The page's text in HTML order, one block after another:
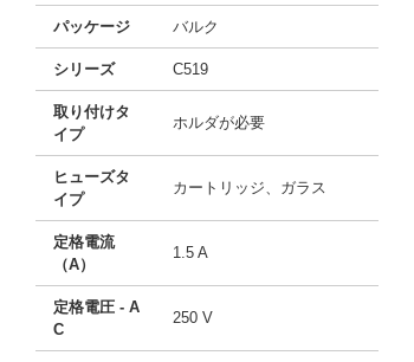
パッケージ バルク
シリーズ C519
取り付けタ
イプ
ホルダが必要
ヒューズタ
イプ
カートリッジ、ガラス
定格電流
（A）
1.5 A
定格電圧 - A
C
250 V